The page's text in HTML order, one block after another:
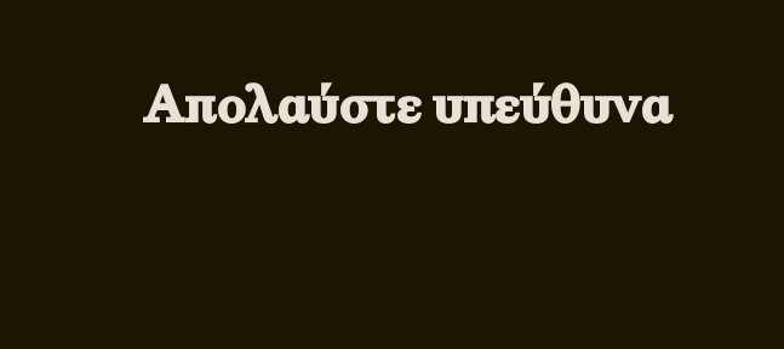
Απολαύστε υπεύθυνα